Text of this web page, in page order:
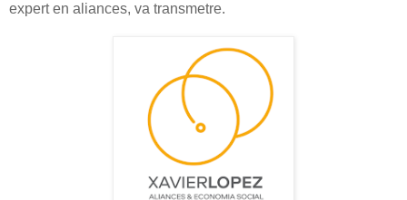
expert en aliances, va transmetre.